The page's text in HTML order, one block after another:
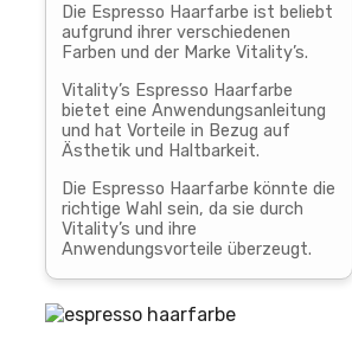
Die Espresso Haarfarbe ist beliebt
aufgrund ihrer verschiedenen
Farben und der Marke Vitality’s.
Vitality’s Espresso Haarfarbe
bietet eine Anwendungsanleitung
und hat Vorteile in Bezug auf
Ästhetik und Haltbarkeit.
Die Espresso Haarfarbe könnte die
richtige Wahl sein, da sie durch
Vitality’s und ihre
Anwendungsvorteile überzeugt.